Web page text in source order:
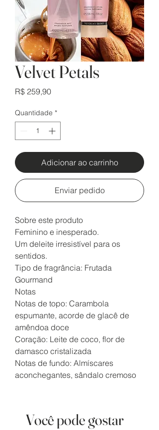
Velvet Petals
R$ 259,90Preço
Quantidade *
Adicionar ao carrinho
Enviar pedido
Sobre este produto
Feminino e inesperado.
Um deleite irresistível para os
sentidos.
Tipo de fragrância: Frutada
Gourmand
Notas
Notas de topo: Carambola
espumante, acorde de glacê de
amêndoa doce
Coração: Leite de coco, flor de
damasco cristalizada
Notas de fundo: Almíscares
aconchegantes, sândalo cremoso
Você pode gostar